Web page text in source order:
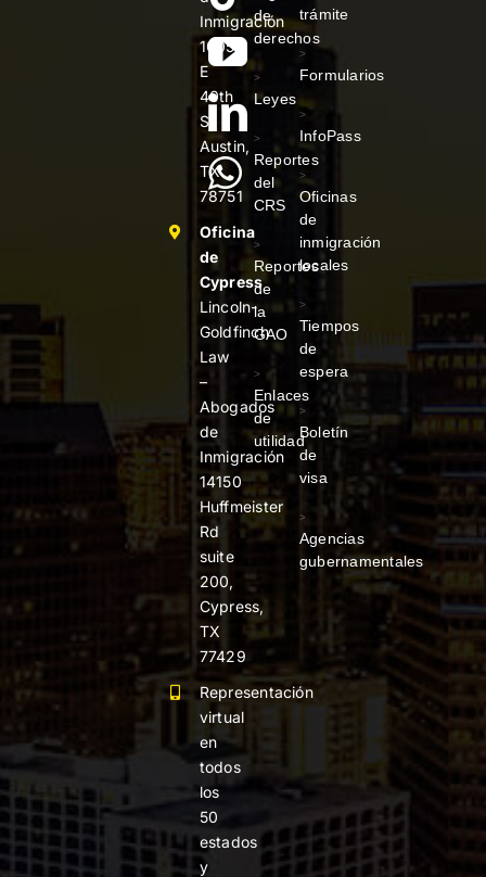
Inmigración
1005
E
40th
St
Austin,
TX
78751
Oficina
de
Cypress
Lincoln-
Goldfinch
Law
–
Abogados
de
Inmigración
14150
Huffmeister
Rd
suite
200,
Cypress,
TX
77429
Representación
virtual
en
todos
los
50
estados
y
de
derechos
>
Leyes
>
Reportes
del
CRS
>
Reportes
de
la
GAO
>
Enlaces
de
utilidad
trámite
>
Formularios
>
InfoPass
>
Oficinas
de
inmigración
locales
>
Tiempos
de
espera
>
Boletín
de
visa
>
Agencias
gubernamentales